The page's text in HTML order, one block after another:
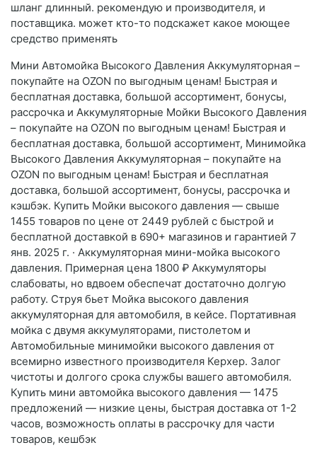
шланг длинный. рекомендую и производителя, и
поставщика. может кто-то подскажет какое моющее
средство применять
Мини Автомойка Высокого Давления Аккумуляторная –
покупайте на OZON по выгодным ценам! Быстрая и
бесплатная доставка, большой ассортимент, бонусы,
рассрочка и Аккумуляторные Мойки Высокого Давления
– покупайте на OZON по выгодным ценам! Быстрая и
бесплатная доставка, большой ассортимент, Минимойка
Высокого Давления Аккумуляторная – покупайте на
OZON по выгодным ценам! Быстрая и бесплатная
доставка, большой ассортимент, бонусы, рассрочка и
кэшбэк. Купить Мойки высокого давления — свыше
1455 товаров по цене от 2449 рублей с быстрой и
бесплатной доставкой в 690+ магазинов и гарантией 7
янв. 2025 г. · Аккумуляторная мини-мойка высокого
давления. Примерная цена 1800 ₽ Аккумуляторы
слабоваты, но вдвоем обеспечат достаточно долгую
работу. Струя бьет Мойка высокого давления
аккумуляторная для автомобиля, в кейсе. Портативная
мойка с двумя аккумуляторами, пистолетом и
Автомобильные минимойки высокого давления от
всемирно известного производителя Керхер. Залог
чистоты и долгого срока службы вашего автомобиля.
Купить мини автомойка высокого давления — 1475
предложений — низкие цены, быстрая доставка от 1-2
часов, возможность оплаты в рассрочку для части
товаров, кешбэк